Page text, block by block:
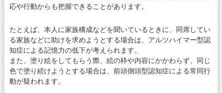
応や行動からも把握できることがあります。
たとえば、本人に家族構成などを聞いているときに、同席してい
る家族などに助けを求めようとする場合は、アルツハイマー型認
知症による記憶力の低下が考えられます。
また、塗り絵をしてもらう際、絵の枠や内容にかかわらず、同じ
色で塗り続けようとする場合は、前頭側頭型認知症による常同行
動が疑われます。